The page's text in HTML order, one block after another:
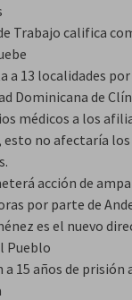
Trabajo califica
a 13 localidades
Dominicana de
médicos a los
no afectaría los
acción de
por parte de
es el nuevo
Pueblo
a 15 años de